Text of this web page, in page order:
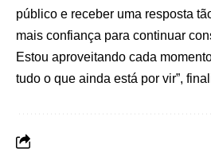
público e receber uma resposta
mais confiança para continuar
Estou aproveitando cada
tudo o que ainda está por vir”,